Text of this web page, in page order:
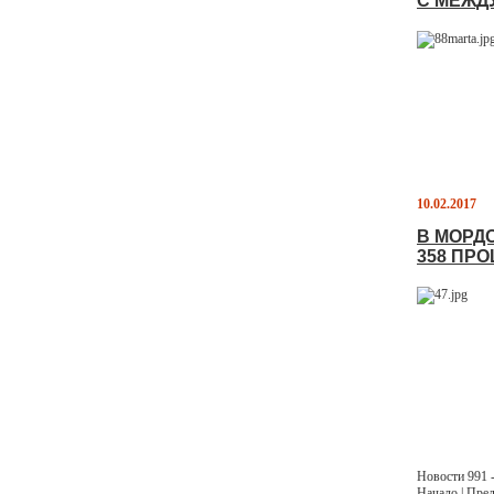
10.02.2017
В
358
Новости 991